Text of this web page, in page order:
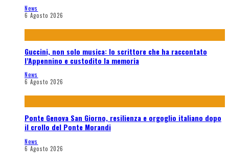
News
6 Agosto 2026
Guccini, non solo musica: lo scrittore che ha raccontato
l’Appennino e custodito la memoria
News
6 Agosto 2026
Ponte Genova San Giorno, resilienza e orgoglio italiano dopo
il crollo del Ponte Morandi
News
6 Agosto 2026